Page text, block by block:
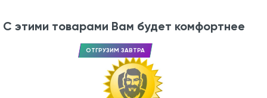
С этими товарами Вам будет комфортнее
ОТГРУЗИМ ЗАВТРА